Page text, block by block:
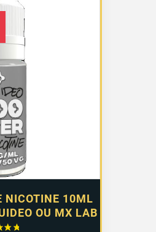
NICOTINE 10ML
OU MX LAB
Plage
de
prix :
1,10 €
à
9,99 €